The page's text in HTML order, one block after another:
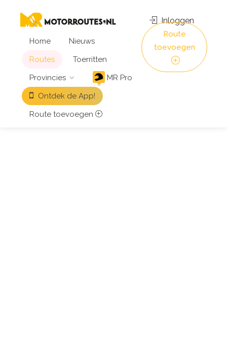
Home
Nieuws
Routes
Toerritten
Provincies
MR Pro
Ontdek de App!
Route toevoegen
Inloggen
Route
toevoegen